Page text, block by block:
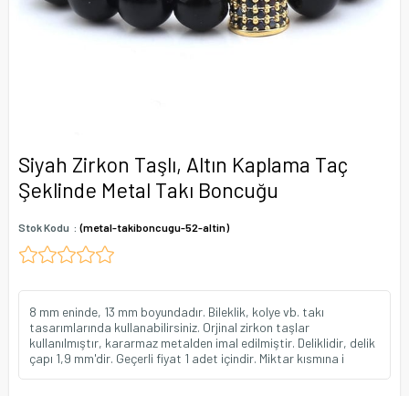
Siyah Zirkon Taşlı, Altın Kaplama Taç
Şeklinde Metal Takı Boncuğu
Stok Kodu (metal-takiboncugu-52-altin)
8 mm eninde, 13 mm boyundadır. Bileklik, kolye vb. takı
tasarımlarında kullanabilirsiniz. Orjinal zirkon taşlar
kullanılmıştır, kararmaz metalden imal edilmiştir. Deliklidir, delik
çapı 1,9 mm'dir. Geçerli fiyat 1 adet içindir. Miktar kısmına i